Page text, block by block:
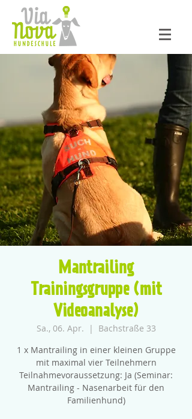
Mantrailing
Trainingsgruppe (mit
Videoanalyse)
Sa., 06. Apr.
  |
Bachstraße 33
1 x Mantrailing in einer kleinen Gruppe
mit maximal vier Teilnehmern
Teilnahmevoraussetzung: Ja (Seminar:
Mantrailing - Nasenarbeit für den
Familienhund)